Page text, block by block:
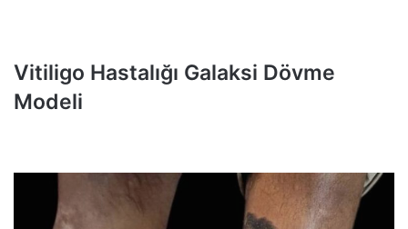
Vitiligo Hastalığı Galaksi Dövme
Modeli